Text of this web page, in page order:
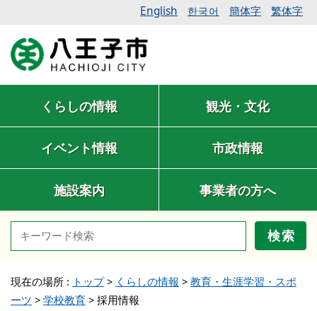
English 한국어 簡体字 繁体字
くらしの情報 観光・文化
イベント情報 市政情報
施設案内 事業者の方へ
検索
現在の場所 : トップ> くらしの情報 > 教育・生涯学習・スポ
ーツ > 学校教育 > 採用情報